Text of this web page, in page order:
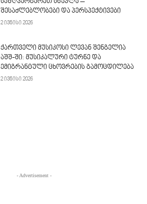
შესაძლებლობები და პერსპექტივები
2 ივნისი 2026
ქართველი მუსიკოსი ლევან შენგელია
აშშ-ში: მუსიკალური ტურნე და
ემიგრანტული ცხოვრების გამოცდილება
2 ივნისი 2026
- Advertisement -